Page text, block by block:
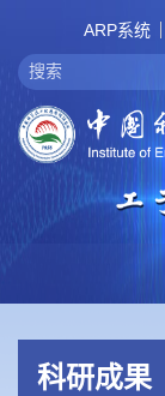
ARP系统
科研成果